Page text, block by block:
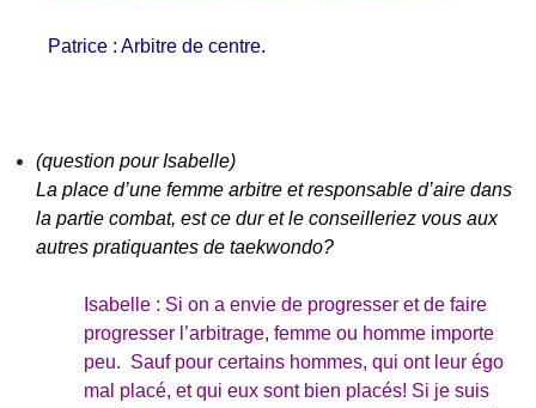
Patrice : Arbitre de centre.
(question pour Isabelle)
La place d’une femme arbitre et responsable d’aire dans
la partie combat, est ce dur et le conseilleriez vous aux
autres pratiquantes de taekwondo?
Isabelle : Si on a envie de progresser et de faire
progresser l’arbitrage, femme ou homme importe
peu. Sauf pour certains hommes, qui ont leur égo
mal placé, et qui eux sont bien placés! Si je suis